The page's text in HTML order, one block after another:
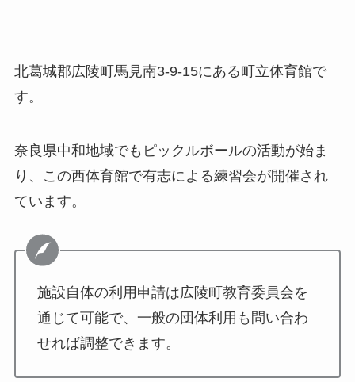
北葛城郡広陵町馬見南3-9-15にある町立体育館で
す。
奈良県中和地域でもピックルボールの活動が始ま
り、この西体育館で有志による練習会が開催され
ています。
施設自体の利用申請は広陵町教育委員会を
通じて可能で、一般の団体利用も問い合わ
せれば調整できます。